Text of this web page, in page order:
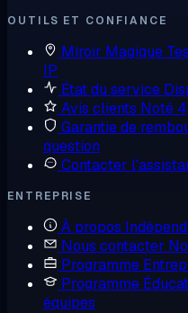
OUTILS ET CONFIANCE
Miroir Magique
IP
État du service
Avis clients Noté
Garantie de
question
Contacter
ENTREPRISE
À propos
Nous contacter
Programme
Programme
équipes